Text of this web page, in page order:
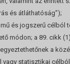
és átláthatóság”);
és jogszerű célból
módon; a 89. cikk
a
statisztikai